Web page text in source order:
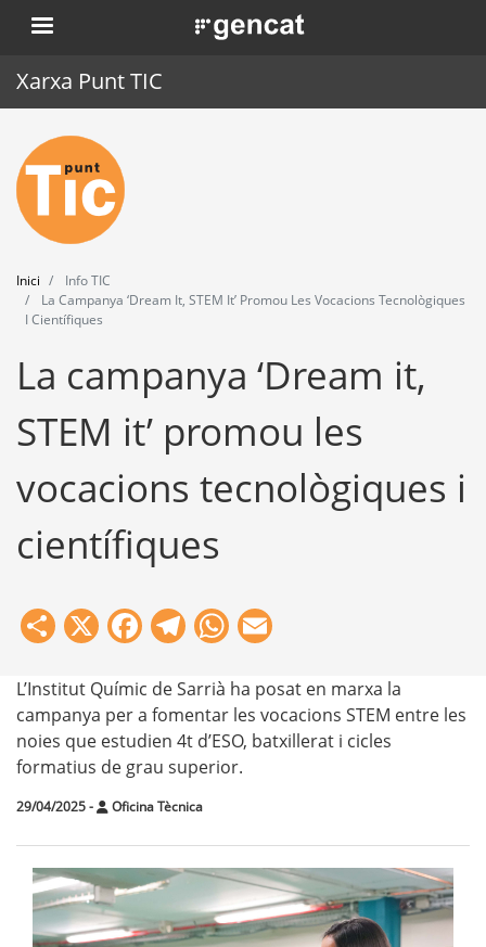
Vés
al
. Obre en una nova finestra.
Xarxa Punt TIC
Inici
Punt TIC
Actualitat
Agenda
Eines
Inici
Info TIC
La Campanya ‘Dream It, STEM It’ Promou Les Vocacions Tecnològiques
I Científiques
La campanya ‘Dream it,
STEM it’ promou les
vocacions tecnològiques i
científiques
Share
X Facebook
Telegram
WhatsApp
L’Institut Químic de Sarrià ha posat en marxa la
campanya per a fomentar les vocacions STEM entre les
noies que estudien 4t d’ESO, batxillerat i cicles
formatius de grau superior.
29/04/2025- Oficina Tècnica